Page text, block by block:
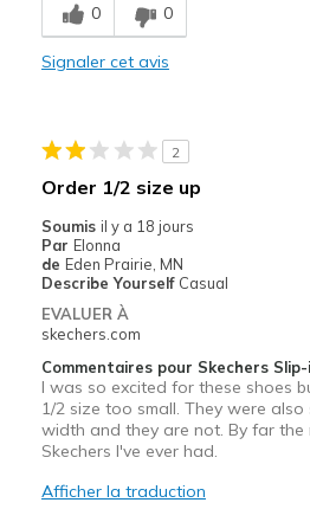
Comfortable
Le contre
Les meilleures utilisations
Going Out
Travel
Width
Feels too
0 0
Signaler cet avis
2
Order 1/2 size up
Soumis il y a 18 jours
Par Elonna
de Eden Prairie, MN
Describe Yourself Casual
EVALUER À
skechers.com
Commentaires pour Skechers
I was so excited for these shoes
1/2 size too small. They were
width and they are not. By far the
Skechers I've ever had.
Afficher la traduction